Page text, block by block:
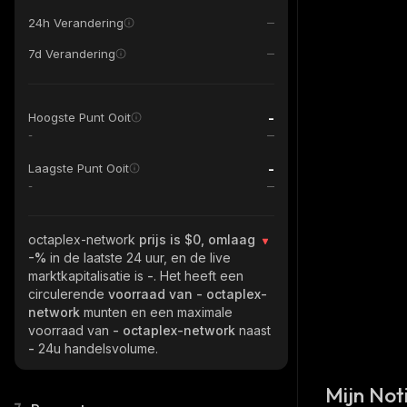
24h Verandering
7d Verandering
Hoogste Punt Ooit -
-
Laagste Punt Ooit -
-
octaplex-network prijs is $0, omlaag
-% in de laatste 24 uur, en de live
marktkapitalisatie is -. Het heeft een
circulerende voorraad van - octaplex-
network munten en een maximale
voorraad van - octaplex-network naast
- 24u handelsvolume.
Mijn